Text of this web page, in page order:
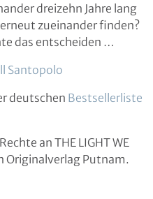
dreizehn Jahre lang
zueinander finden?
das entscheiden …
Santopolo
deutschen Bestsellerliste
an THE LIGHT WE
Originalverlag Putnam.